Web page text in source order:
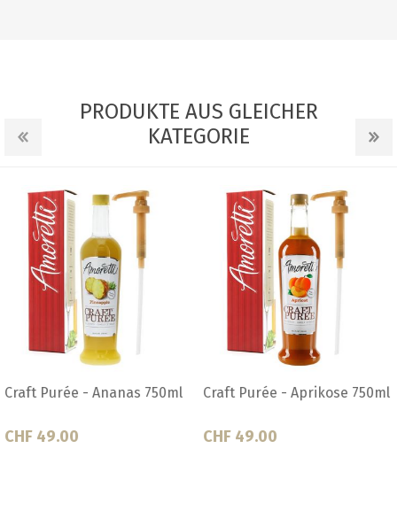
PRODUKTE AUS GLEICHER
KATEGORIE
Craft Purée - Aprikose 750ml
CHF 49.00
Craft Purée - Blueberry
CHF 187.50